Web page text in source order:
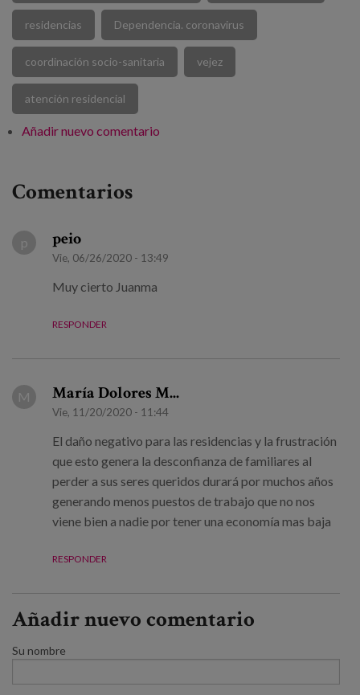
residencias Dependencia. coronavirus
coordinación socio-sanitaria vejez
atención residencial
Añadir nuevo comentario
Comentarios
p peio
Vie, 06/26/2020 - 13:49
Muy cierto Juanma
RESPONDER
M María Dolores M...
Vie, 11/20/2020 - 11:44
El daño negativo para las residencias y la frustración
que esto genera la desconfianza de familiares al
perder a sus seres queridos durará por muchos años
generando menos puestos de trabajo que no nos
viene bien a nadie por tener una economía mas baja
RESPONDER
Añadir nuevo comentario
Su nombre